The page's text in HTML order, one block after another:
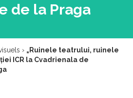
de la Praga
› „Ruinele teatrului, ruinele
ICR la Cvadrienala de